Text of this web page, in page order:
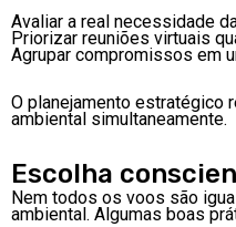
Avaliar a real necessidade
Priorizar reuniões virtuais
Agrupar compromissos em
O planejamento estratégico
ambiental simultaneamente.
Escolha
Nem todos os voos são
ambiental. Algumas boas